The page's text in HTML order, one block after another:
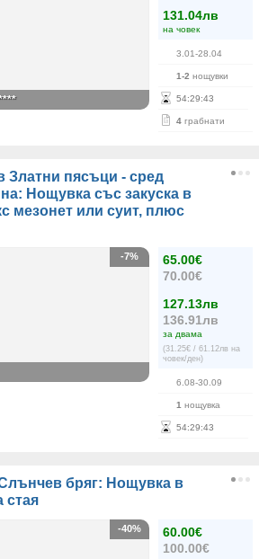
131.04лв
на човек
3.01-28.04
1-2 нощувки
54:29:42
4 грабнати
Златни пясъци - сред
Нощувка със закуска в
мезонет или суит, плюс
65.00€
70.00€
127.13лв
136.91лв
за двама
(31.25€ / 61.12лв на
човек/ден)
6.08-30.09
1 нощувка
54:29:42
-7%
бряг: Нощувка в
стая
60.00€
100.00€
-40%